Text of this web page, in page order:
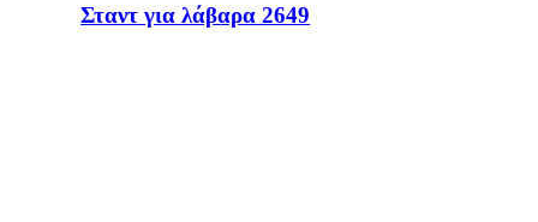
Σταντ για λάβαρα 2649